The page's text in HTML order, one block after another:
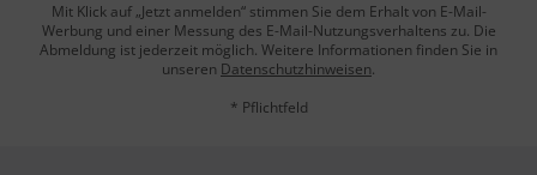
Mit Klick auf „Jetzt anmelden“ stimmen Sie dem Erhalt von E-Mail-
Werbung und einer Messung des E-Mail-Nutzungsverhaltens zu. Die
Abmeldung ist jederzeit möglich. Weitere Informationen finden Sie in
unseren Datenschutzhinweisen.
* Pflichtfeld